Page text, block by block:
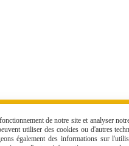
de notre site et analyser
utiliser des cookies ou d'autres
également des informations sur